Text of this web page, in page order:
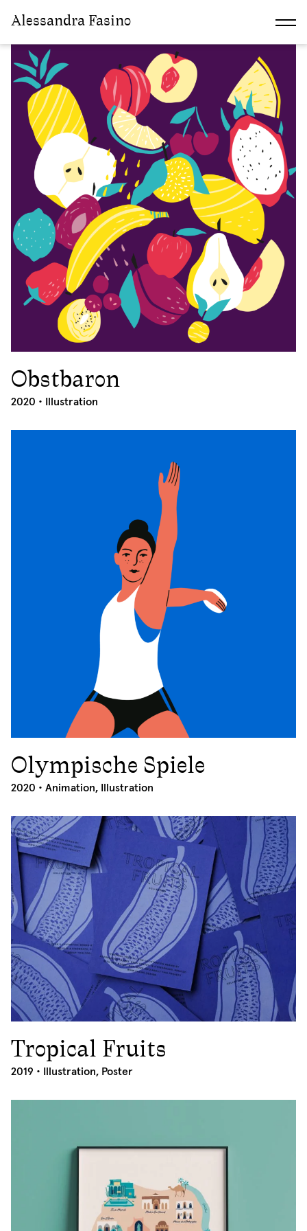
Alessandra Fasino
Archive: Portfolio
2020
Obstbaron
2020 • Illustration
2020
Olympische Spiele
2020 • Animation, Illustration
2019
Tropical Fruits
2019 • Illustration, Poster